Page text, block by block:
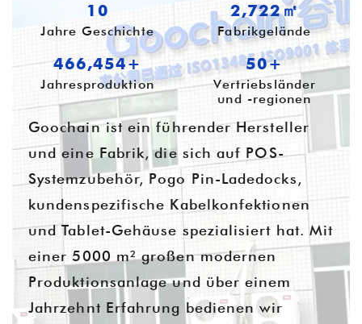
10
Jahre Geschichte
3,609㎡
Fabrikgelände
618,384+
Jahresproduktion
54+
Vertriebsländer
und -regionen
Goochain ist ein führender Hersteller
und eine Fabrik, die sich auf POS-
Systemzubehör, Pogo Pin-Ladedocks,
kundenspezifische Kabelkonfektionen
und Tablet-Gehäuse spezialisiert hat. Mit
einer 5000 m² großen modernen
Produktionsanlage und über einem
Jahrzehnt Erfahrung bedienen wir